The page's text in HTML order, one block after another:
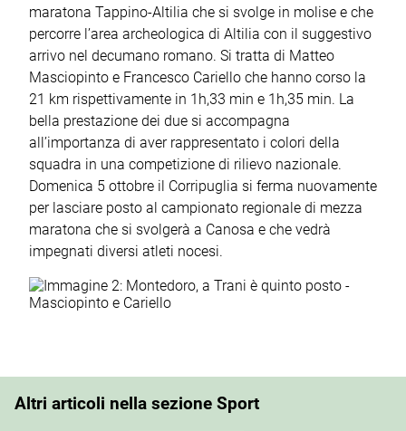
maratona Tappino-Altilia che si svolge in molise e che
percorre l’area archeologica di Altilia con il suggestivo
arrivo nel decumano romano. Si tratta di Matteo
Masciopinto e Francesco Cariello che hanno corso la
21 km rispettivamente in 1h,33 min e 1h,35 min. La
bella prestazione dei due si accompagna
all’importanza di aver rappresentato i colori della
squadra in una competizione di rilievo nazionale.
Domenica 5 ottobre il Corripuglia si ferma nuovamente
per lasciare posto al campionato regionale di mezza
maratona che si svolgerà a Canosa e che vedrà
impegnati diversi atleti nocesi.
Altri articoli nella sezione Sport